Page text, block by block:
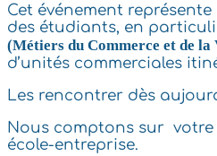
Cet événement
des étudiants, en
(Métiers du Commerce et de la
d’unités commerciales
Les rencontrer dès
Nous comptons sur
école-entreprise.